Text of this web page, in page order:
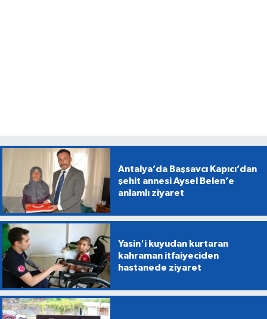
Antalya’da Başsavcı Kapıcı’dan
şehit annesi Aysel Belen’e
anlamlı ziyaret
Yasin'i kuyudan kurtaran
kahraman itfaiyeciden
hastanede ziyaret